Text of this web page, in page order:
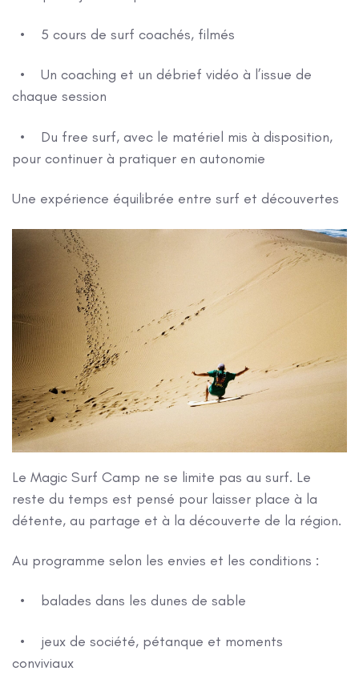
• 5 cours de surf coachés, filmés
• Un coaching et un débrief vidéo à l’issue de
chaque session
• Du free surf, avec le matériel mis à disposition,
pour continuer à pratiquer en autonomie
Une expérience équilibrée entre surf et découvertes
Le Magic Surf Camp ne se limite pas au surf. Le
reste du temps est pensé pour laisser place à la
détente, au partage et à la découverte de la région.
Au programme selon les envies et les conditions :
• balades dans les dunes de sable
• jeux de société, pétanque et moments
conviviaux